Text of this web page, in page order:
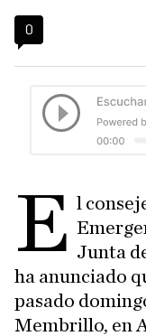
0
E l
Junta
ha anunciado
pasado
Membrillo, en